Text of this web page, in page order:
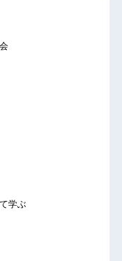
学ぶ